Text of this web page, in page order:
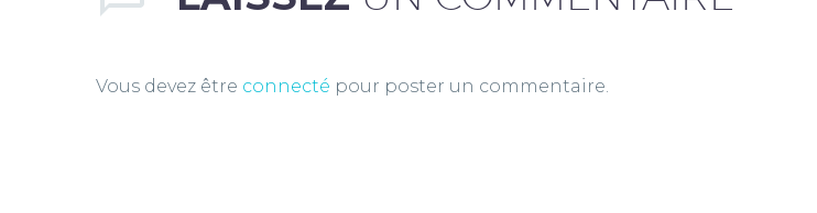
Vous devez être connecté pour poster un commentaire.